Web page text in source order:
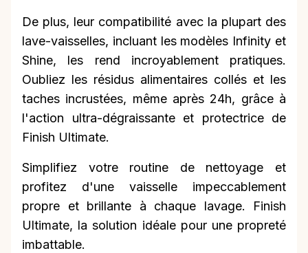
De plus, leur compatibilité avec la plupart des
lave-vaisselles, incluant les modèles Infinity et
Shine, les rend incroyablement pratiques.
Oubliez les résidus alimentaires collés et les
taches incrustées, même après 24h, grâce à
l'action ultra-dégraissante et protectrice de
Finish Ultimate.
Simplifiez votre routine de nettoyage et
profitez d'une vaisselle impeccablement
propre et brillante à chaque lavage. Finish
Ultimate, la solution idéale pour une propreté
imbattable.